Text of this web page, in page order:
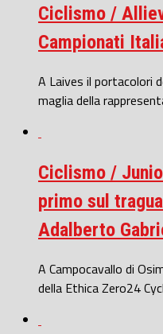
Ciclismo /
Campionati
A Laives il portacolori
maglia della
Ciclismo /
primo sul
Adalberto
A Campocavallo di
della Ethica Zero24